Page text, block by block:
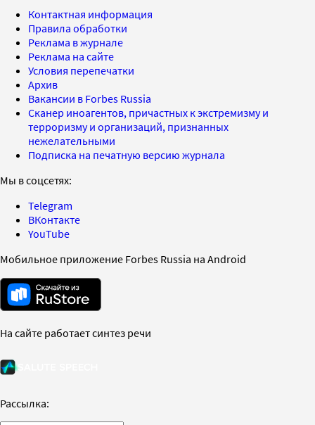
Контактная информация
Правила обработки
Реклама в журнале
Реклама на сайте
Условия перепечатки
Архив
Вакансии в Forbes Russia
Сканер иноагентов, причастных к экстремизму и
терроризму и организаций, признанных
нежелательными
Подписка на печатную версию журнала
Мы в соцсетях:
Telegram
ВКонтакте
YouTube
Мобильное приложение Forbes Russia на Android
На сайте работает синтез речи
Рассылка: